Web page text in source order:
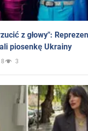
z głowy":
piosenkę Ukrainy
3